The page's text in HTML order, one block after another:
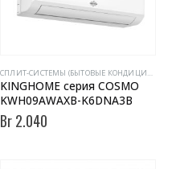
CПЛИТ-СИСТЕМЫ (БЫТОВЫЕ КОНДИЦИОНЕРЫ)
KINGHOME серия COSMO
KWH09AWAXB-K6DNA3B
Br2.040